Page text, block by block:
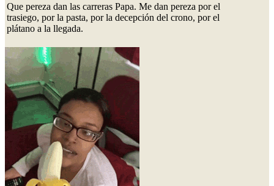
Que pereza dan las carreras Papa. Me dan pereza por el
trasiego, por la pasta, por la decepción del crono, por el
plátano a la llegada.